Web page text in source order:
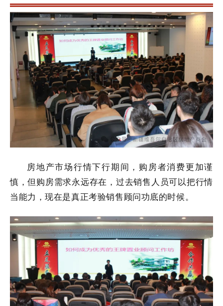
房地产市场行情下行期间，购房者消费更加谨
慎，但购房需求永远存在，过去销售人员可以把行情
当能力，现在是真正考验销售顾问功底的时候。